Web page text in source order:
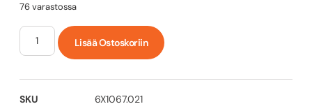
76 varastossa
Lisää Ostoskoriin
SKU
6X1067.021